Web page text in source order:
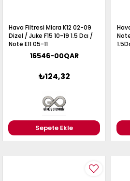
Hava Filtresi Micra K12 02-09
Dizel / Juke F15 10-19 1.5 Dcı /
Note E11 05-11
16546-00QAR
₺124,32
Sepete Ekle